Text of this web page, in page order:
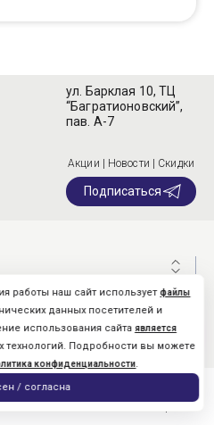
ул. Барклая 10, ТЦ
“Багратионовский”,
пав. А-7
Акции | Новости | Скидки
Подписаться
работы наш сайт используетфайлы
данных посетителей и
использования сайта является
технологий. Подробности вы можете
конфиденциальности.
/ согласна